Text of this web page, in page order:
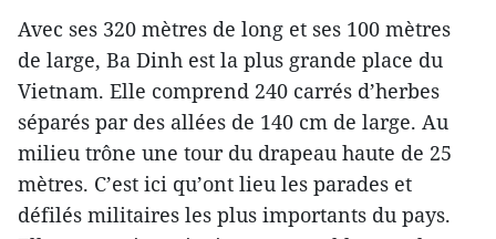
Avec ses 320 mètres de long et ses 100 mètres
de large, Ba Dinh est la plus grande place du
Vietnam. Elle comprend 240 carrés d’herbes
séparés par des allées de 140 cm de large. Au
milieu trône une tour du drapeau haute de 25
mètres. C’est ici qu’ont lieu les parades et
défilés militaires les plus importants du pays.